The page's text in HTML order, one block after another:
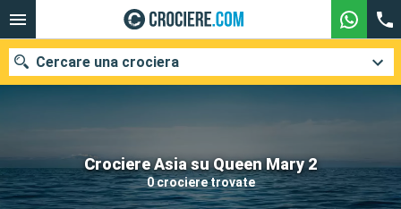
Crociere Asia su Queen Mary 2
0 crociere trovate
Cercare una crociera
Le nostre destinazioni
Mesi di partenza